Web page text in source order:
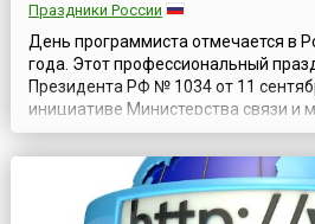
Праздники России
День программиста отмечается в
года. Этот профессиональный
Президента РФ № 1034 от 11
инициативе Министерства связи и
Российской Федерации и
13 сентября, а если год
256 выбрано потому, что это
которое можно выразит...